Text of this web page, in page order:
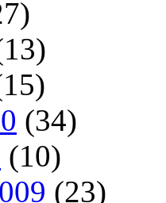
(34)
(10)
(23)